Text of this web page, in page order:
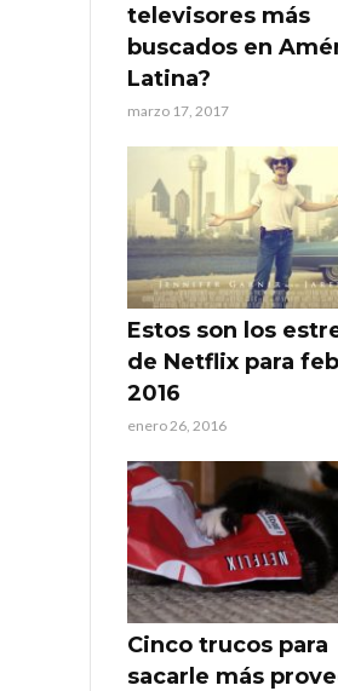
televisores más
buscados en
Latina?
marzo 17, 2017
Estos son los
de Netflix para
2016
enero 26, 2016
Cinco trucos para
sacarle más